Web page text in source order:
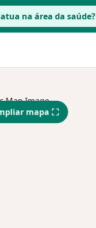
na área da saúde?
Qui,
13 Ago
Sex,
14 Ago
mapa